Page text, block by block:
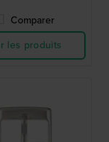
Comparer
les produits